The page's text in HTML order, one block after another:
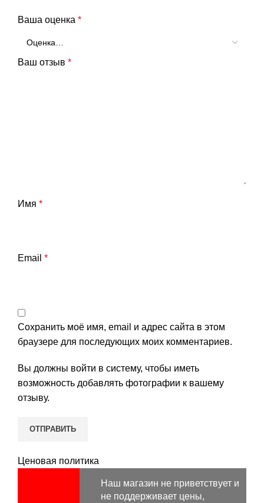
Ваша оценка *
Ваш отзыв *
Имя *
Email *
Сохранить моё имя, email и адрес сайта в этом
браузере для последующих моих комментариев.
Вы должны войти в систему, чтобы иметь
возможность добавлять фотографии к вашему
отзыву.
Ценовая политика
Наш магазин не приветствует и
не поддерживает цены,